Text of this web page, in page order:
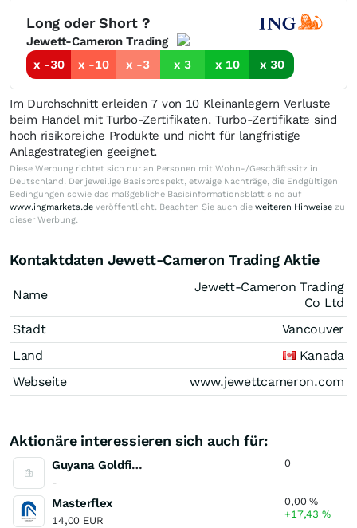
Long oder Short ?
Jewett-Cameron Trading
x -30
x -10 x -3 x 3 x 10 x 30
Im Durchschnitt erleiden 7 von 10 Kleinanlegern Verluste
beim Handel mit Turbo-Zertifikaten. Turbo-Zertifikate sind
hoch risikoreiche Produkte und nicht für langfristige
Anlagestrategien geeignet.
Diese Werbung richtet sich nur an Personen mit Wohn-/Geschäftssitz in
Deutschland. Der jeweilige Basisprospekt, etwaige Nachträge, die Endgültigen
Bedingungen sowie das maßgebliche Basisinformationsblatt sind auf
www.ingmarkets.de veröffentlicht. Beachten Sie auch die weiteren Hinweise zu
dieser Werbung.
Kontaktdaten Jewett-Cameron Trading Aktie
Name
Jewett-Cameron Trading
Co Ltd
Stadt
Vancouver
Land
Kanada
Webseite
www.jewettcameron.com
Aktionäre interessieren sich auch für:
Guyana Goldfields
-
0
Masterflex
14,00 EUR
0,00%
+17,43%